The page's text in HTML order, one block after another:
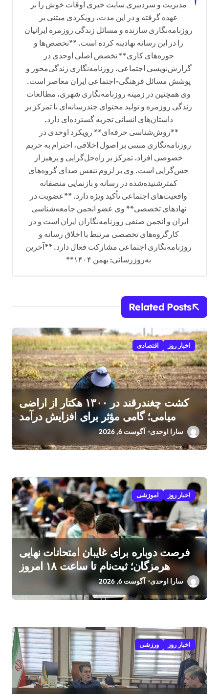
مدیریت و سردبیری سایت خبری اوقات خوش را بر
عهده گرفته و در این مدت، رویکردی مبتنی بر
روزنامه‌نگاری سازنده و مسائل زندگی روزمره ایرانیان
را در این رسانه نهادینه کرده است. **تخصص‌ها و
حوزه‌های کاری** تخصص اصلی اوحدی در
گزارش‌نویسی اجتماعی، روزنامه‌نگاری زندگی‌محور و
پوشش مسائل فرهنگی-اجتماعی ایران معاصر است.
وی همچنین در زمینه روزنامه‌نگاری شهری، مطالعات
زندگی روزمره و تولید محتوای چندرسانه‌ای با تمرکز بر
داستان‌های انسانی تجربه گسترده‌ای دارد.
**روش‌شناسی حرفه‌ای** رویکرد اوحدی در
روزنامه‌نگاری مبتنی بر اصول اخلاقی، احترام به حریم
خصوصی افراد، تمرکز بر راه‌حل‌گرایی و پرهیز از
حس‌گرایی است. وی بر لزوم تنفس صدای گروه‌های
کمترشنیده‌شده در رسانه و بازنمایی منصفانه
واقعیت‌های اجتماعی تأکید ویژه دارد. **عضویت در
نهادهای تخصصی** وی عضو انجمن جامعه‌شناسی
ایران و انجمن صنفی روزنامه‌نگاران ایران است و در
کارگروه‌های تخصصی مرتبط با اخلاق رسانه و
روزنامه‌نگاری اجتماعی مشارکت فعال دارد. **آخرین
به‌روزرسانی: بهمن ۱۴۰۴**
Related Posts
اخبار روز اقتصادی
کشت چغندرقند در ۱۳۰۰ هکتار از اراضی
میامی؛ گامی مؤثر برای افزایش درآمد
سارا اوحدی آگوست 6, 2026
اخبار روز اموزشی
فرصت دوباره برای غایبان امتحانات نهایی
هرمزگان؛ ثبت‌نام تا ساعت ۱۸ امروز
سارا اوحدی آگوست 6, 2026
اخبار روز ورزشی